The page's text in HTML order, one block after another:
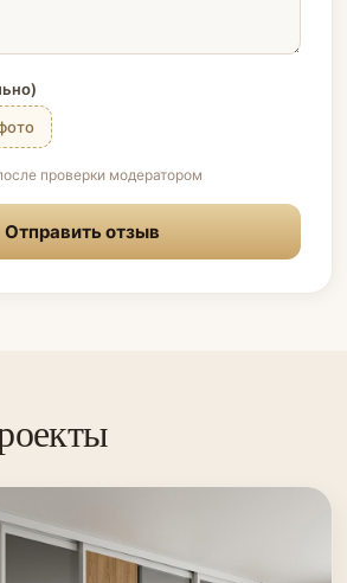
проверки модератором
Отправить отзыв